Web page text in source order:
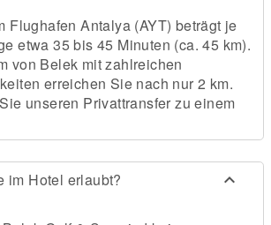
Flughafen Antalya (AYT) beträgt je
etwa 35 bis 45 Minuten (ca. 45 km).
von Belek mit zahlreichen
erreichen Sie nach nur 2 km.
unseren Privattransfer zu einem
im Hotel erlaubt?